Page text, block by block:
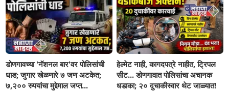
डोणगावच्या 'नॅशनल बार'वर पोलिसांची
धाड; जुगार खेळणारे ७ जण अटकेत;
७,२०० रुपयांचा मुद्देमाल जप्त...
हेल्मेट नाही, कागदपत्रे नाहीत, ट्रिपल
सीट... डोणगावात पोलिसांचा अचानक
धडाका; २० दुचाकीस्वार थेट जाळ्यात!